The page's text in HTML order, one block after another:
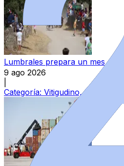
Lumbrales prepara un mes de
9 ago 2026
Categoría: Vitigudino, Las